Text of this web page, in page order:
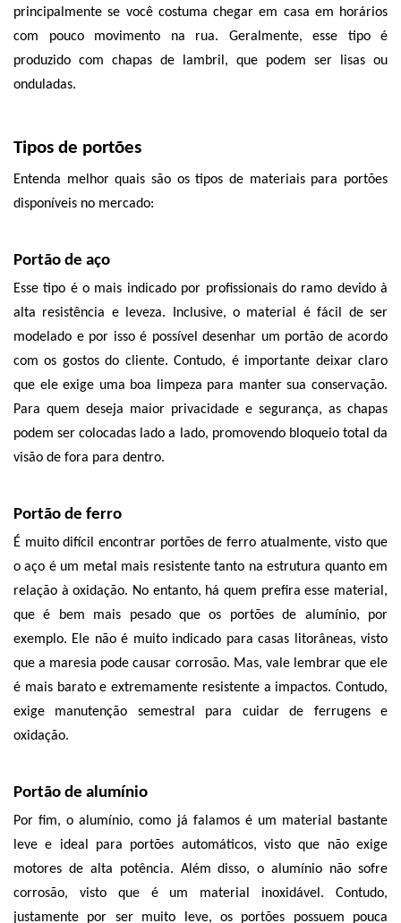
principalmente se você costuma chegar em casa em horários
com pouco movimento na rua. Geralmente, esse tipo é
produzido com chapas de lambril, que podem ser lisas ou
onduladas.
Tipos de portões
Entenda melhor quais são os tipos de materiais para portões
disponíveis no mercado:
Portão de aço
Esse tipo é o mais indicado por profissionais do ramo devido à
alta resistência e leveza. Inclusive, o material é fácil de ser
modelado e por isso é possível desenhar um portão de acordo
com os gostos do cliente. Contudo, é importante deixar claro
que ele exige uma boa limpeza para manter sua conservação.
Para quem deseja maior privacidade e segurança, as chapas
podem ser colocadas lado a lado, promovendo bloqueio total da
visão de fora para dentro.
Portão de ferro
É muito difícil encontrar portões de ferro atualmente, visto que
o aço é um metal mais resistente tanto na estrutura quanto em
relação à oxidação. No entanto, há quem prefira esse material,
que é bem mais pesado que os portões de alumínio, por
exemplo. Ele não é muito indicado para casas litorâneas, visto
que a maresia pode causar corrosão. Mas, vale lembrar que ele
é mais barato e extremamente resistente a impactos. Contudo,
exige manutenção semestral para cuidar de ferrugens e
oxidação.
Portão de alumínio
Por fim, o alumínio, como já falamos é um material bastante
leve e ideal para portões automáticos, visto que não exige
motores de alta potência. Além disso, o alumínio não sofre
corrosão, visto que é um material inoxidável. Contudo,
justamente por ser muito leve, os portões possuem pouca